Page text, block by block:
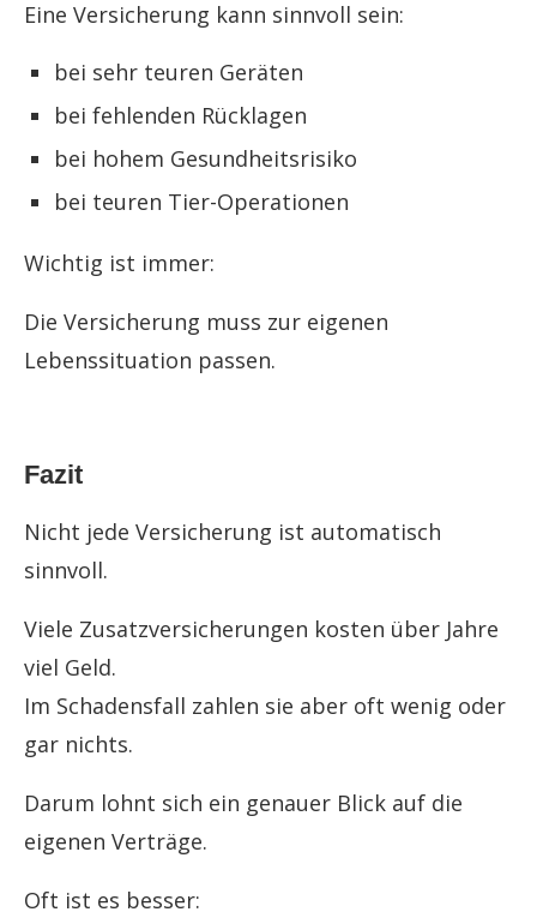
Eine Versicherung kann sinnvoll sein:
bei sehr teuren Geräten
bei fehlenden Rücklagen
bei hohem Gesundheitsrisiko
bei teuren Tier-Operationen
Wichtig ist immer:
Die Versicherung muss zur eigenen
Lebenssituation passen.
Fazit
Nicht jede Versicherung ist automatisch
sinnvoll.
Viele Zusatzversicherungen kosten über Jahre
viel Geld.
Im Schadensfall zahlen sie aber oft wenig oder
gar nichts.
Darum lohnt sich ein genauer Blick auf die
eigenen Verträge.
Oft ist es besser: